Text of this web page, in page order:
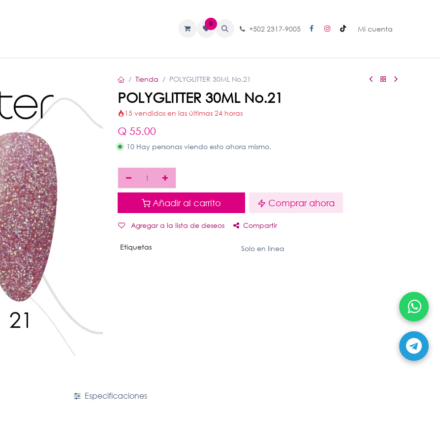
0
+502 2317-9005 Mi cuenta
Tienda POLYGLITTER 30ML No.21
POLYGLITTER 30ML No.21
15 vendidos en las últimas 24 horas
Q 55.00
10 Hay personas viendo esto ahora mismo.
Añadir al carrito Comprar ahora
Agregar a la lista de deseos Compartir
Etiquetas Solo en linea
Especificaciones